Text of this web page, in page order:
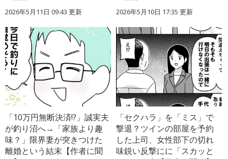
2026年5月11日 09:43 更新 2026年5月10日 17:35 更新
「10万円無断決済!?」誠実夫
が釣り沼へ→「家族より趣
味？」限界妻が突きつけた
離婚という結末【作者に聞
「セクハラ」を「ミス」で
撃退？ツインの部屋を予約
した上司、女性部下の切れ
味鋭い反撃にに「スカッと